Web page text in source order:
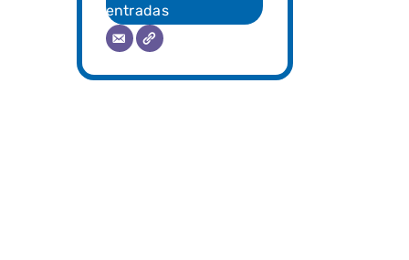
entradas